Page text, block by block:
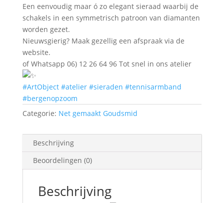
Een eenvoudig maar ó zo elegant sieraad waarbij de
schakels in een symmetrisch patroon van diamanten
worden gezet.
Nieuwsgierig? Maak gezellig een afspraak via de
website.
of Whatsapp 06) 12 26 64 96 Tot snel in ons atelier
#ArtObject #atelier #sieraden #tennisarmband
#bergenopzoom
Categorie: Net gemaakt Goudsmid
Beschrijving
Beoordelingen (0)
Beschrijving